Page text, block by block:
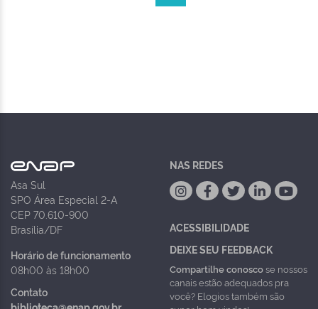
Asa Sul
SPO Área Especial 2-A
CEP 70.610-900
Brasília/DF
Horário de funcionamento
08h00 às 18h00
Contato
NAS REDES
ACESSIBILIDADE
DEIXE SEU FEEDBACK
Compartilhe conoscose nossos
canais estão adequados pra
você? Elogios também são